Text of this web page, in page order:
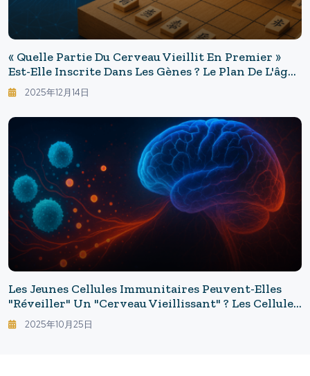
« Quelle Partie Du Cerveau Vieillit En Premier »
Est-Elle Inscrite Dans Les Gènes ? Le Plan De L'âge
Cérébral Localisé
2025年12月14日
Les Jeunes Cellules Immunitaires Peuvent-Elles
"réveiller" Un "cerveau Vieillissant" ? Les Cellules
Dérivées De L'iPSC Humaine Inversent Le
Vieillissement Cérébral Et Les Symptômes
2025年10月25日